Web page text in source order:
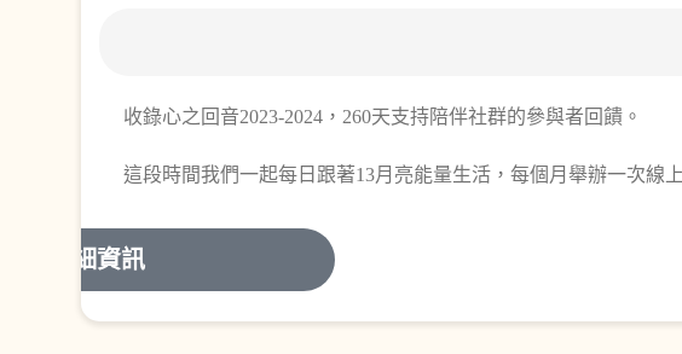
收錄心之回音2023-2024，260天支持陪伴社群的參與者回饋。
這段時間我們一起每日跟著13月亮能量生活，每個月舉辦一次
詳細資訊